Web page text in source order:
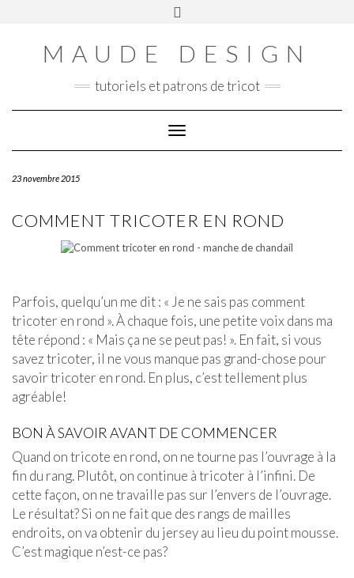
MAUDE DESIGN
tutoriels et patrons de tricot
Toggle Navigation
23 novembre 2015
COMMENT TRICOTER EN ROND
Parfois, quelqu’un me dit : « Je ne sais pas comment
tricoter en rond ». À chaque fois, une petite voix dans ma
tête répond : « Mais ça ne se peut pas! ». En fait, si vous
savez tricoter, il ne vous manque pas grand-chose pour
savoir tricoter en rond. En plus, c’est tellement plus
agréable!
BON À SAVOIR AVANT DE COMMENCER
Quand on tricote en rond, on ne tourne pas l’ouvrage à la
fin du rang. Plutôt, on continue à tricoter à l’infini. De
cette façon, on ne travaille pas sur l’envers de l’ouvrage.
Le résultat? Si on ne fait que des rangs de mailles
endroits, on va obtenir du jersey au lieu du point mousse.
C’est magique n’est-ce pas?